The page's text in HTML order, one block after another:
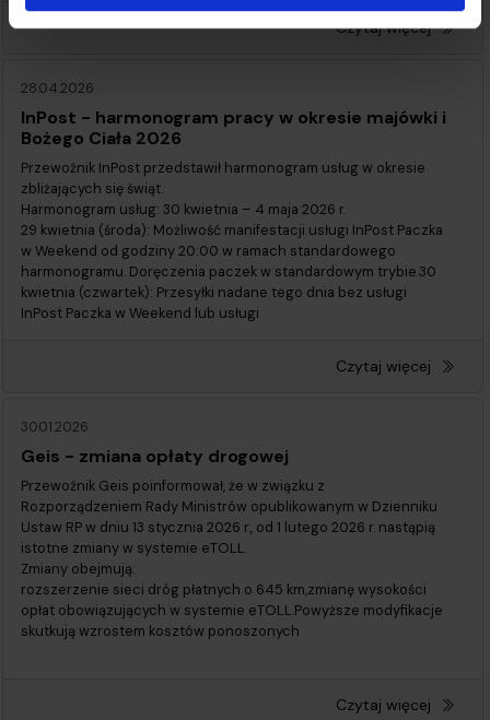
Czytaj więcej
28.04.2026
InPost - harmonogram pracy w okresie majówki i
Bożego Ciała 2026
Przewoźnik InPost przedstawił harmonogram usług w okresie
zbliżających się świąt.
Harmonogram usług: 30 kwietnia – 4 maja 2026 r.
29 kwietnia (środa): Możliwość manifestacji usługi InPost Paczka
w Weekend od godziny 20:00 w ramach standardowego
harmonogramu. Doręczenia paczek w standardowym trybie.30
kwietnia (czwartek): Przesyłki nadane tego dnia bez usługi
InPost Paczka w Weekend lub usługi
Czytaj więcej
30.01.2026
Geis - zmiana opłaty drogowej
Przewoźnik Geis poinformował, że w związku z
Rozporządzeniem Rady Ministrów opublikowanym w Dzienniku
Ustaw RP w dniu 13 stycznia 2026 r., od 1 lutego 2026 r. nastąpią
istotne zmiany w systemie eTOLL.
Zmiany obejmują:
rozszerzenie sieci dróg płatnych o 645 km,zmianę wysokości
opłat obowiązujących w systemie eTOLL.Powyższe modyfikacje
skutkują wzrostem kosztów ponoszonych
Czytaj więcej